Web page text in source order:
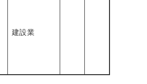
建設業